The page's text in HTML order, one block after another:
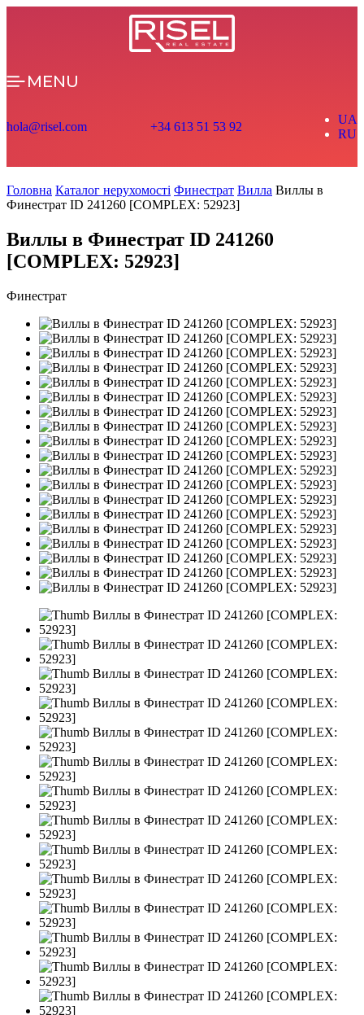
MENU
hola@risel.com +34 613 51 53 92
UA
RU
Головна Каталог нерухомості Финестрат Вилла Виллы в
Финестрат ID 241260 [COMPLEX: 52923]
Виллы в Финестрат ID 241260
[COMPLEX: 52923]
Финестрат